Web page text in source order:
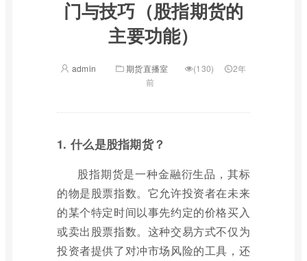
门与技巧（股指期货的
主要功能）
admin 期货直播室 (130)
2年
前
1. 什么是股指期货？
股指期货是一种金融衍生品，其标
的物是股票指数。它允许投资者在未来
的某个特定时间以事先约定的价格买入
或卖出股票指数。这种交易方式不仅为
投资者提供了对冲市场风险的工具，还